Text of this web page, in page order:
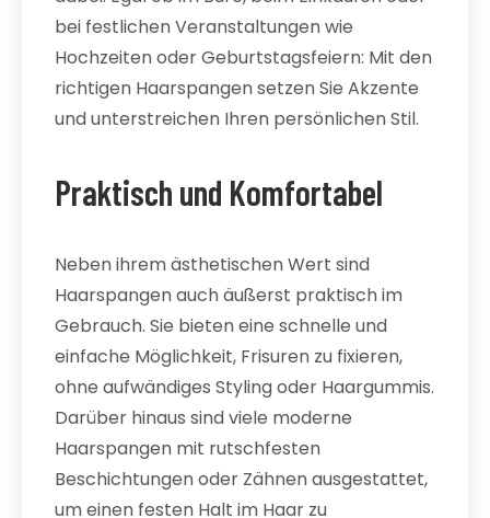
bei festlichen Veranstaltungen wie
Hochzeiten oder Geburtstagsfeiern: Mit den
richtigen Haarspangen setzen Sie Akzente
und unterstreichen Ihren persönlichen Stil.
Praktisch und Komfortabel
Neben ihrem ästhetischen Wert sind
Haarspangen auch äußerst praktisch im
Gebrauch. Sie bieten eine schnelle und
einfache Möglichkeit, Frisuren zu fixieren,
ohne aufwändiges Styling oder Haargummis.
Darüber hinaus sind viele moderne
Haarspangen mit rutschfesten
Beschichtungen oder Zähnen ausgestattet,
um einen festen Halt im Haar zu